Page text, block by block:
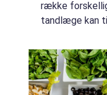
række
tandlæge kan
artikel vil vi